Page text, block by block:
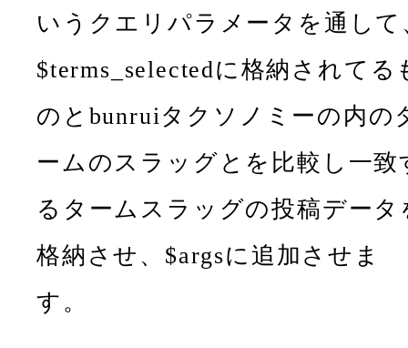
いうクエリパラメータを通して
$terms_selectedに格納されてる
のとbunruiタクソノミーの内の
ームのスラッグとを比較し一致
るタームスラッグの投稿データ
格納させ、$argsに追加させま
す。